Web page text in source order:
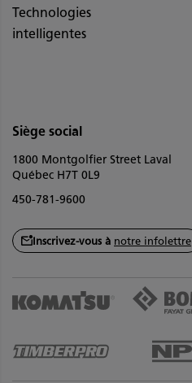
Technologies
intelligentes
Siège social
1800 Montgolfier Street Laval
Québec H7T 0L9
450-781-9600
Inscrivez-vous à notre infolettre